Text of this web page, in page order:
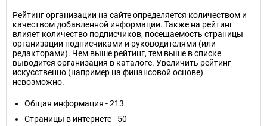
Рейтинг организации на сайте определяется количеством и
качеством добавленной информации. Также на рейтинг
влияет количество подписчиков, посещаемость страницы
организации подписчиками и руководителями (или
редакторами). Чем выше рейтинг, тем выше в списке
выводится организация в каталоге. Увеличить рейтинг
искусственно (например на финансовой основе)
невозможно.
Общая информация - 213
Страницы в интернете - 50